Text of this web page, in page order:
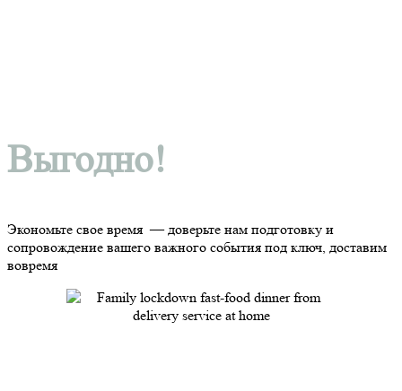
Выгодно!
Экономьте свое время — доверьте нам подготовку и
сопровождение вашего важного события под ключ, доставим
вовремя